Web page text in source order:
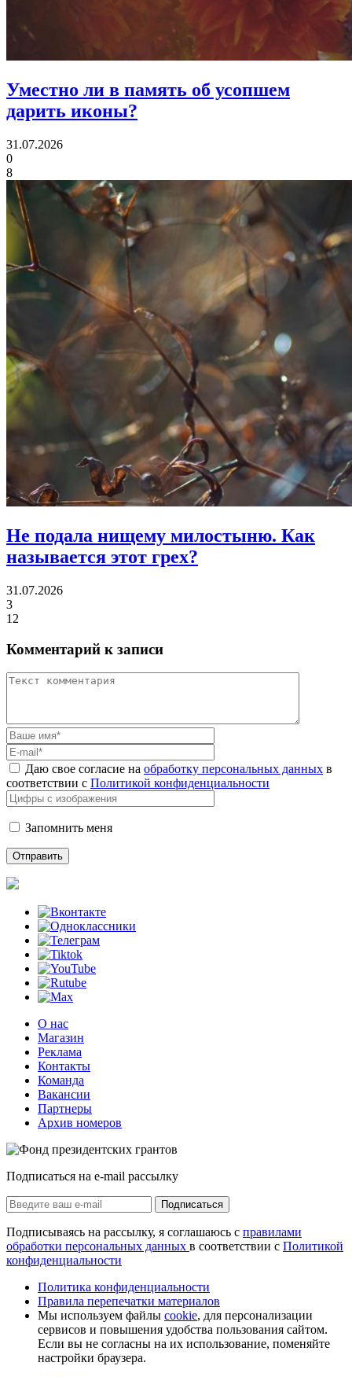
Уместно ли в память об усопшем
дарить иконы?
31.07.2026
0
8
Не подала нищему милостыню. Как
называется этот грех?
31.07.2026
3
12
Комментарий к записи
Даю свое согласие на обработку персональных данных в
соответствии с Политикой конфиденциальности
Запомнить меня
О нас
Магазин
Реклама
Контакты
Команда
Вакансии
Партнеры
Архив номеров
Подписаться на e-mail рассылку
Подписаться
Подписываясь на рассылку, я соглашаюсь с правилами
обработки персональных данных в соответствии с Политикой
конфиденциальности
Политика конфиденциальности
Правила перепечатки материалов
Мы используем файлы cookie, для персонализации
сервисов и повышения удобства пользования сайтом.
Если вы не согласны на их использование, поменяйте
настройки браузера.